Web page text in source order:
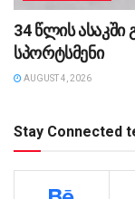
34 წლის
სპორტსმენი
AUGUST 4, 2026
Stay Connected